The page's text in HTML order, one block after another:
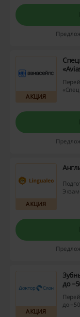
АКЦИЯ
АКЦИЯ
АКЦИЯ
до
до